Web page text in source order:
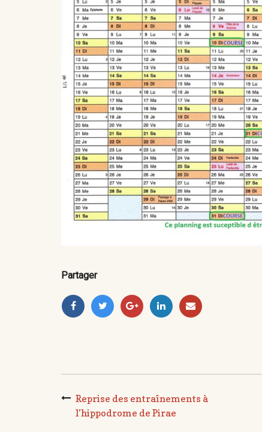
Partager
Reprise des entraînements à
l’hippodrome de Pirae